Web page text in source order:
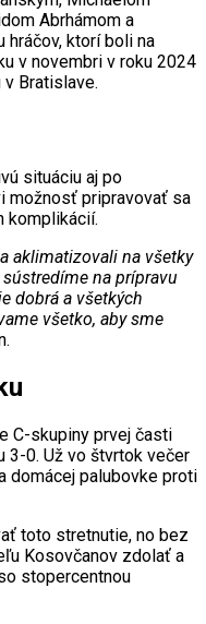
Abrhámom a
hráčov, ktorí boli na
v novembri v roku 2024
v Bratislave.
situáciu aj po
možnosť pripravovať sa
komplikácií.
aklimatizovali na všetky
na prípravu
dobrá a všetkých
všetko, aby sme
C-skupiny prvej časti
3-0. Už vo štvrtok večer
domácej palubovke proti
toto stretnutie, no bez
Kosovčanov zdolať a
stopercentnou